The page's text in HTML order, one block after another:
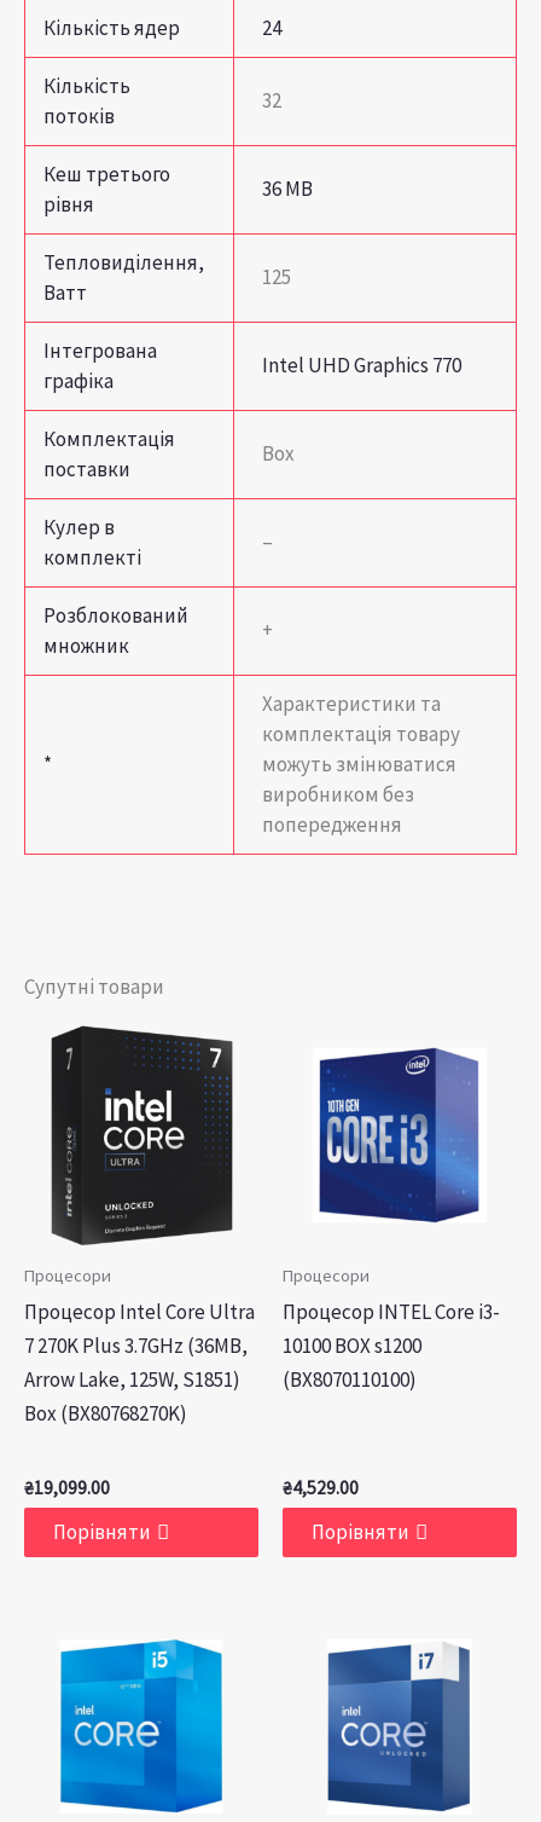
Кількість ядер 24
Кількість
потоків
32
Кеш третього
рівня
36 MB
Тепловиділення,
Ватт
125
Інтегрована
графіка
Intel UHD Graphics 770
Комплектація
поставки
Box
Кулер в
комплекті
–
Розблокований
множник
+
*
Характеристики та
комплектація товару
можуть змінюватися
виробником без
попередження
Супутні товари
Процесори
Процесор Intel Core Ultra
7 270K Plus 3.7GHz (36MB,
Arrow Lake, 125W, S1851)
Box (BX80768270K)
₴19,099.00
Порівняти
Процесори
Процесор INTEL Core i3-
10100 BOX s1200
(BX8070110100)
₴4,529.00
Порівняти